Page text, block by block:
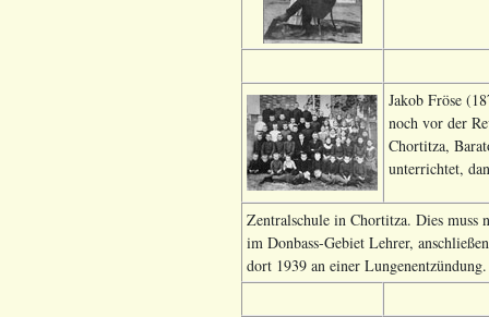
Jakob Fröse
noch vor der
Chortitza,
unterrichtet,
Zentralschule in Chortitza. Dies muss
im Donbass-Gebiet Lehrer,
dort 1939 an einer